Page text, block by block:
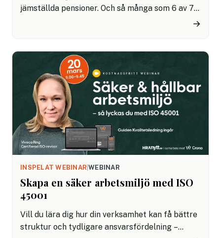
jämställda pensioner. Och så många som 6 av 7
mäns. Här är fyra konkreta sätt du som
arbetsgivare kan bidra.
→
INSPELAT WEBINAR |WEBINAR
Skapa en säker arbetsmiljö med ISO
45001
Vill du lära dig hur din verksamhet kan få bättre
struktur och tydligare ansvarsfördelning –